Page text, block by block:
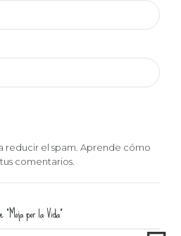
reducir el spam. Aprende cómo
comentarios
por la Vida"